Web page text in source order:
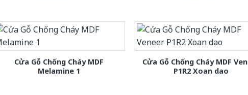
Cửa Gỗ Chống Cháy MDF
Melamine 1
Cửa Gỗ Chống Cháy MDF
P1R2 Xoan dao